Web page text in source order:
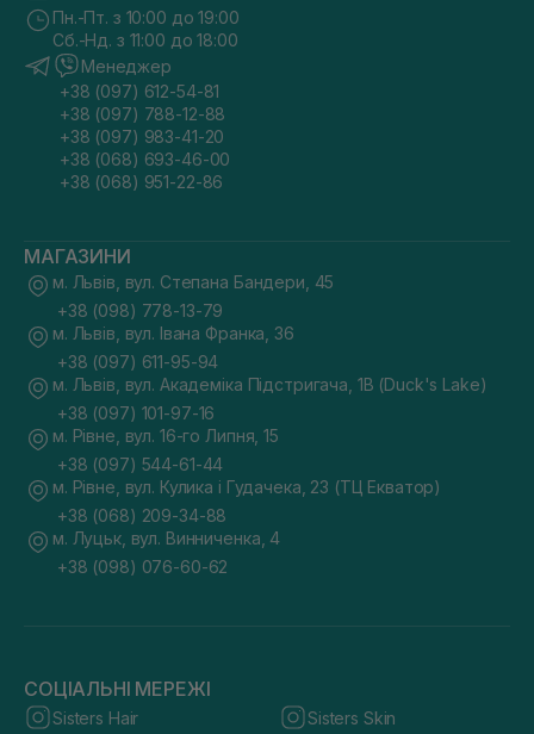
Пн.-Пт. з 10:00 до 19:00
Сб.-Нд. з 11:00 до 18:00
Менеджер
+38 (097) 612-54-81
+38 (097) 788-12-88
+38 (097) 983-41-20
+38 (068) 693-46-00
+38 (068) 951-22-86
МАГАЗИНИ
м. Львів, вул. Степана Бандери, 45
+38 (098) 778-13-79
м. Львів, вул. Івана Франка, 36
+38 (097) 611-95-94
м. Львів, вул. Академіка Підстригача, 1В (Duck's Lake)
+38 (097) 101-97-16
м. Рівне, вул. 16-го Липня, 15
+38 (097) 544-61-44
м. Рівне, вул. Кулика і Гудачека, 23 (ТЦ Екватор)
+38 (068) 209-34-88
м. Луцьк, вул. Винниченка, 4
+38 (098) 076-60-62
СОЦІАЛЬНІ МЕРЕЖІ
Sisters Hair Sisters Skin